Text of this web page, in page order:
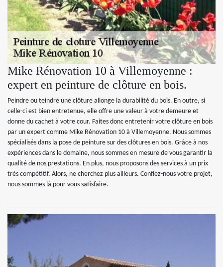
Mike Rénovation 10 à Villemoyenne :
expert en peinture de clôture en bois.
Peindre ou teindre une clôture allonge la durabilité du bois. En outre, si
celle-ci est bien entretenue, elle offre une valeur à votre demeure et
donne du cachet à votre cour. Faites donc entretenir votre clôture en bois
par un expert comme Mike Rénovation 10 à Villemoyenne. Nous sommes
spécialisés dans la pose de peinture sur des clôtures en bois. Grâce à nos
expériences dans le domaine, nous sommes en mesure de vous garantir la
qualité de nos prestations. En plus, nous proposons des services à un prix
très compétitif. Alors, ne cherchez plus ailleurs. Confiez-nous votre projet,
nous sommes là pour vous satisfaire.